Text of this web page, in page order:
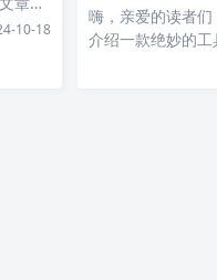
10-18
嗨，亲爱的读者
介绍一款绝妙的